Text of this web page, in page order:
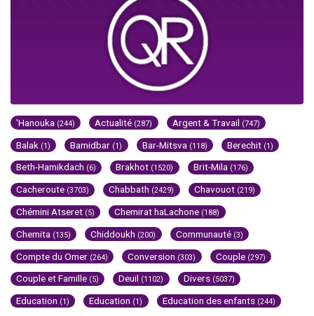
'Hanouka (244) Actualité (287) Argent & Travail (747)
Balak (1) Bamidbar (1) Bar-Mitsva (118) Berechit (1)
Beth-Hamikdach (6) Brakhot (1520) Brit-Mila (176)
Cacheroute (3703) Chabbath (2429) Chavouot (219)
Chémini Atseret (5) Chemirat haLachone (188)
Chemita (135) Chiddoukh (200) Communauté (3)
Compte du Omer (264) Conversion (303) Couple (297)
Couple et Famille (5) Deuil (1102) Divers (5037)
Education (1) Education (1) Education des enfants (244)